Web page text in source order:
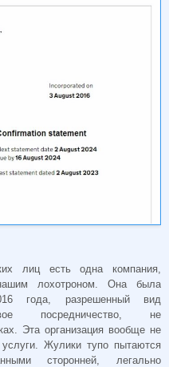
лиц есть одна компания,
лохотроном. Она была
года, разрешенный вид
посредничество, не
Эта организация вообще не
услуги. Жулики тупо пытаются
сторонней, легально